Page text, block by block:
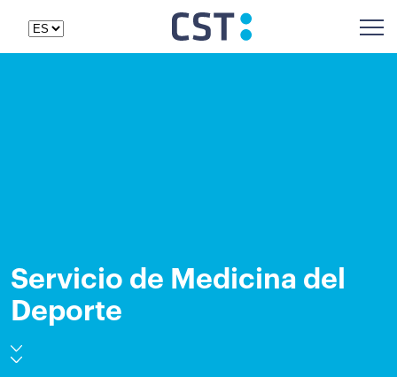
Servicio de Medicina del
Deporte